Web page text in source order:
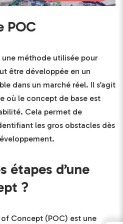
POC
méthode utilisée pour
être développée en un
dans un marché réel. Il s’agit
où le concept de base est
Cela permet de
les gros obstacles dès
étapes d’une
?
Concept (POC) est une